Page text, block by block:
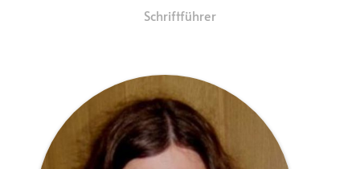
Schriftführer